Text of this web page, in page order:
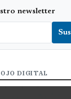
newsletter
DIGITAL